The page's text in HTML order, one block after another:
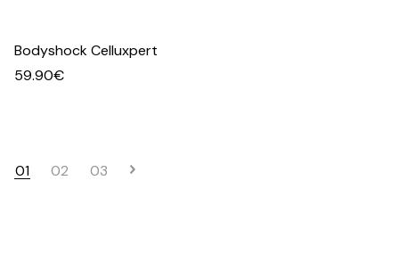
Bodyshock Celluxpert
59.90€
01 02 03